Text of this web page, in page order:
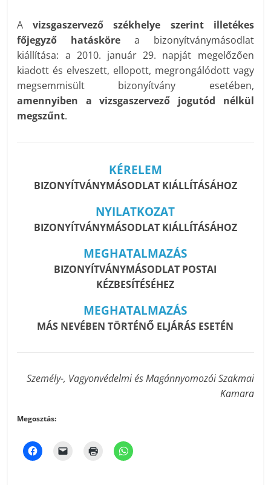
A vizsgaszervező székhelye szerint illetékes
főjegyző hatásköre a bizonyítványmásodlat
kiállítása: a 2010. január 29. napját megelőzően
kiadott és elveszett, ellopott, megrongálódott vagy
megsemmisült bizonyítvány esetében,
amennyiben a vizsgaszervező jogutód nélkül
megszűnt.
KÉRELEM
BIZONYÍTVÁNYMÁSODLAT KIÁLLÍTÁSÁHOZ
NYILATKOZAT
BIZONYÍTVÁNYMÁSODLAT KIÁLLÍTÁSÁHOZ
MEGHATALMAZÁS
BIZONYÍTVÁNYMÁSODLAT POSTAI
KÉZBESÍTÉSÉHEZ
MEGHATALMAZÁS
MÁS NEVÉBEN TÖRTÉNŐ ELJÁRÁS ESETÉN
Személy-, Vagyonvédelmi és Magánnyomozói Szakmai
Kamara
Megosztás: